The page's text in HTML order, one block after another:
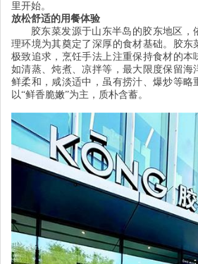
里开始。
放松舒适的用餐体验
胶东菜发源于山东半岛的胶东地区，
理环境为其奠定了深厚的食材基础。胶东
极致追求，烹饪手法上注重保持食材的本
如清蒸、炖煮、凉拌等，最大限度保留海
鲜柔和，咸淡适中，虽有捞汁、爆炒等略
以“鲜香脆嫩”为主，质朴含蓄。